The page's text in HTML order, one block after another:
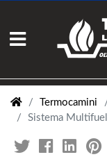
Termocamini
Sistema Multifuel